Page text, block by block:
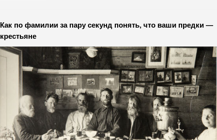
Как по фамилии за пару секунд понять, что ваши предки —
крестьяне